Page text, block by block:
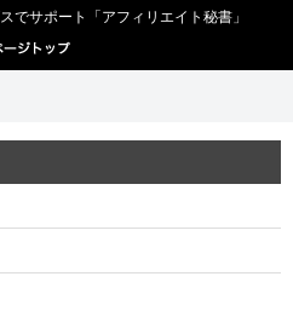
でサポート「アフィリエイト秘書」